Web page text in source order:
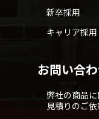
新卒採用
キャリア採用
お問い合
弊社の商品
見積りのご